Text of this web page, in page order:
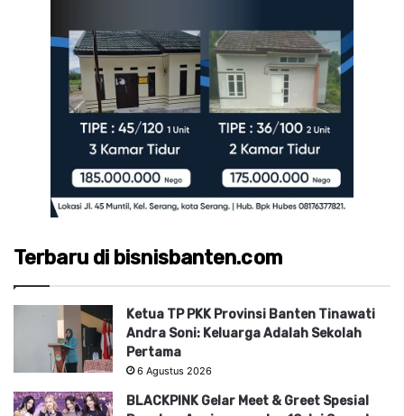
Terbaru di bisnisbanten.com
Ketua TP PKK Provinsi Banten Tinawati
Andra Soni: Keluarga Adalah Sekolah
Pertama
6 Agustus 2026
BLACKPINK Gelar Meet & Greet Spesial